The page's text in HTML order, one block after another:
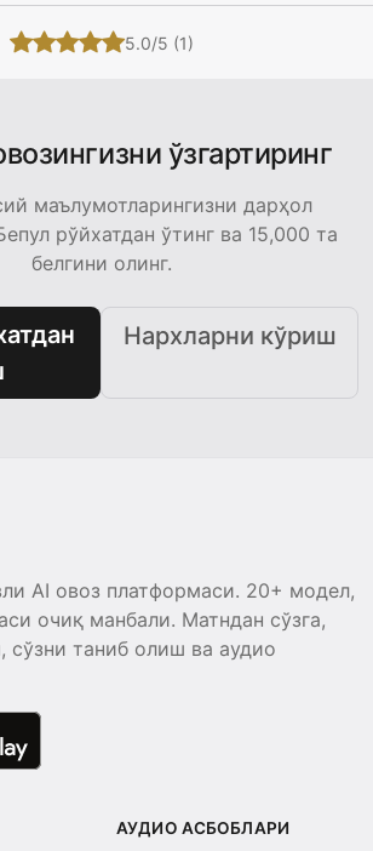
5.0/5 (1)
ўзгартиринг
маълумотларингизни дарҳол
рўйхатдан ўтинг ва 15,000 та
белгини олинг.
Нархларни кўриш
AI овоз платформаси. 20+ модел,
очиқ манбали. Матндан сўзга,
сўзни таниб олиш ва аудио
АУДИО АСБОБЛАРИ